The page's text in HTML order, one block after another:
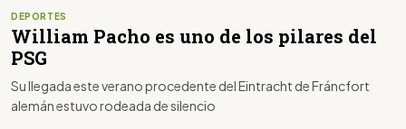
DEPORTES
William Pacho es uno de los pilares del
PSG
Su llegada este verano procedente del Eintracht de Fráncfort
alemán estuvo rodeada de silencio